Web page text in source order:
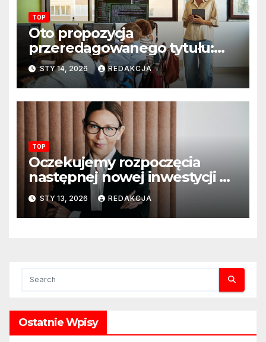
TOP
Oto propozycja
przeredagowanego tytułu:
Resort edukacji szkoli
nauczycieli z wykorzystania
sztucznej inteligencji. AI
pojawi się na zajęciach
szkolnych
STY 14, 2026 REDAKCJA
TOP
Oczekujemy rozpoczęcia
następnej nowej inwestycji w
ciągu najbliższego półrocza
STY 13, 2026 REDAKCJA
Ostatnie Wpisy